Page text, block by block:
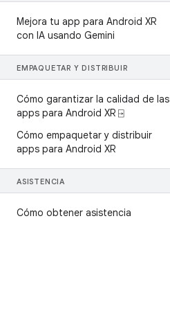
Mejora tu app para Android XR
con IA usando Gemini
EMPAQUETAR Y DISTRIBUIR
Cómo garantizar la calidad de las
apps para Android XR ⍈
Cómo empaquetar y distribuir
apps para Android XR
ASISTENCIA
Cómo obtener asistencia